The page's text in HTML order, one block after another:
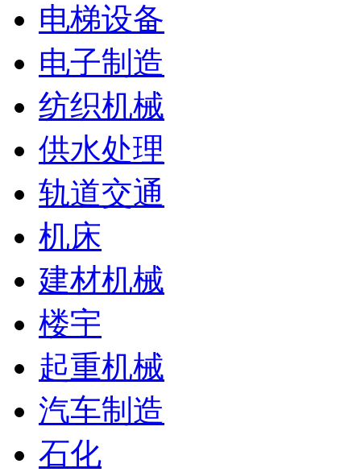
电梯设备
电子制造
纺织机械
供水处理
轨道交通
机床
建材机械
楼宇
起重机械
汽车制造
石化